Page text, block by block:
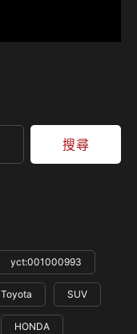
搜尋
yct:001000993
Toyota SUV
HONDA